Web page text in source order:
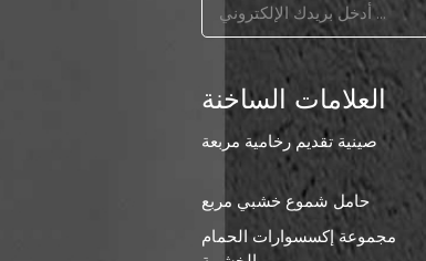
العلامات الساخنة
صينية تقديم رخامية مربعة
حامل شموع خشبي مربع
مجموعة إكسسوارات الحمام